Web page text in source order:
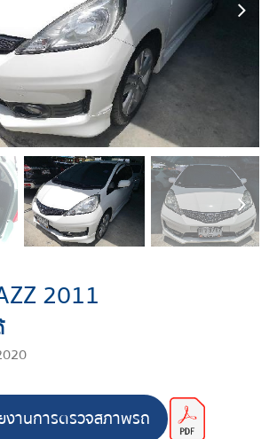
2011
งานการตรวจสภาพรถ